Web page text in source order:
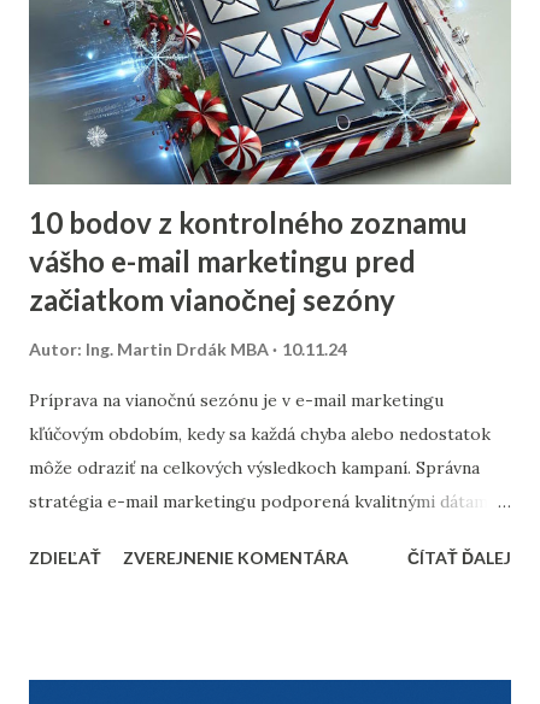
10 bodov z kontrolného zoznamu
vášho e-mail marketingu pred
začiatkom vianočnej sezóny
Autor: Ing. Martin Drdák MBA 10.11.24
Príprava na vianočnú sezónu je v e-mail marketingu
kľúčovým obdobím, kedy sa každá chyba alebo nedostatok
môže odraziť na celkových výsledkoch kampaní. Správna
stratégia e-mail marketingu podporená kvalitnými dátami a
priniesť nárast predajov aj vysokú spokojnosť zákazníkov.
ZDIEĽAŤ ZVEREJNENIE KOMENTÁRA ČÍTAŤ ĎALEJ